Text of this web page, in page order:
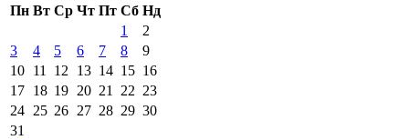
Пн Вт Ср Чт Пт Сб Нд
1
2
3
4 5 6 7 8
9
10 11 12 13 14 15 16
17 18 19 20 21 22 23
24 25 26 27 28 29 30
31